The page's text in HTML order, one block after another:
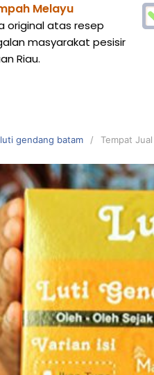
Melayu
original atas resep
masyarakat pesisir
Riau.
gendang batam Tempat